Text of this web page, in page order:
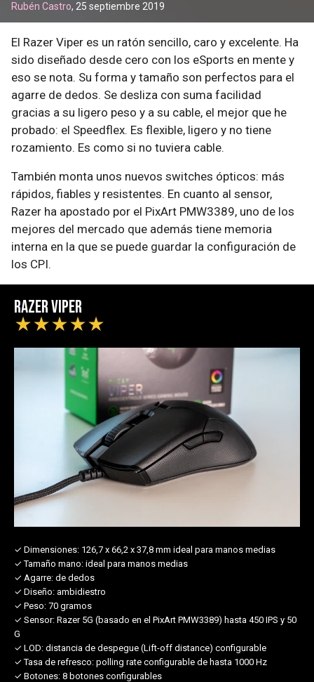
Rubén Castro, 25 septiembre 2019
El Razer Viper es un ratón sencillo, caro y excelente. Ha
sido diseñado desde cero con los eSports en mente y
eso se nota. Su forma y tamaño son perfectos para el
agarre de dedos. Se desliza con suma facilidad
gracias a su ligero peso y a su cable, el mejor que he
probado: el Speedflex. Es flexible, ligero y no tiene
rozamiento. Es como si no tuviera cable.
También monta unos nuevos switches ópticos: más
rápidos, fiables y resistentes. En cuanto al sensor,
Razer ha apostado por el PixArt PMW3389, uno de los
mejores del mercado que además tiene memoria
interna en la que se puede guardar la configuración de
los CPI.
Razer Viper
★★★★★
✓ Dimensiones: 126,7 x 66,2 x 37,8 mm ideal para manos medias
✓ Tamaño mano: ideal para manos medias
✓ Agarre: de dedos
✓ Diseño: ambidiestro
✓ Peso: 70 gramos
✓ Sensor: Razer 5G (basado en el PixArt PMW3389) hasta 450 IPS y 50
G
✓ LOD: distancia de despegue (Lift-off distance) configurable
✓ Tasa de refresco: polling rate configurable de hasta 1000 Hz
✓ Botones: 8 botones configurables